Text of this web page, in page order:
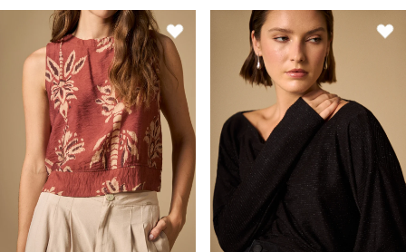
Camisa manga larga cuello camisero en tejido fluido - Rosa
Favoritos
Camiseta Negra con Lurex Off-